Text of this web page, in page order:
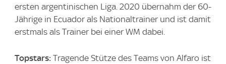
ersten argentinischen Liga. 2020 übernahm der 60-
Jährige in Ecuador als Nationaltrainer und ist damit
erstmals als Trainer bei einer WM dabei.
Topstars: Tragende Stütze des Teams von Alfaro ist